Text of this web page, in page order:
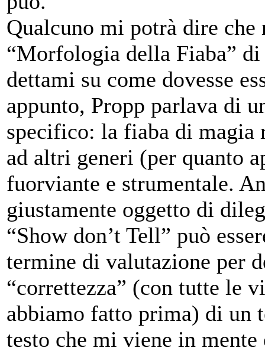
Qualcuno mi potrà dire
“Morfologia della Fiaba” di
dettami su come dovesse
appunto, Propp parlava di
specifico: la fiaba di magia
ad altri generi (per quanto
fuorviante e strumentale.
giustamente oggetto di
“Show don’t Tell” può
termine di valutazione per
“correttezza” (con tutte le
abbiamo fatto prima) di un
testo che mi viene in